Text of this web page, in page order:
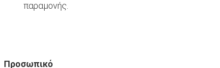
παραμονής.
Προσωπικό